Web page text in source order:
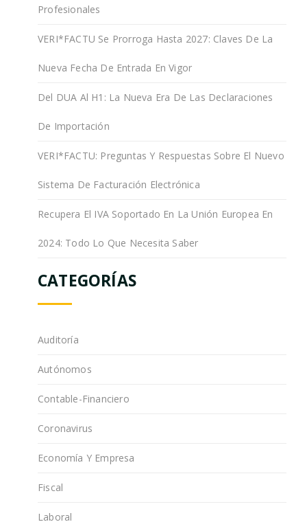
Profesionales
VERI*FACTU Se Prorroga Hasta 2027: Claves De La
Nueva Fecha De Entrada En Vigor
Del DUA Al H1: La Nueva Era De Las Declaraciones
De Importación
VERI*FACTU: Preguntas Y Respuestas Sobre El Nuevo
Sistema De Facturación Electrónica
Recupera El IVA Soportado En La Unión Europea En
2024: Todo Lo Que Necesita Saber
CATEGORÍAS
Auditoría
Autónomos
Contable-Financiero
Coronavirus
Economía Y Empresa
Fiscal
Laboral